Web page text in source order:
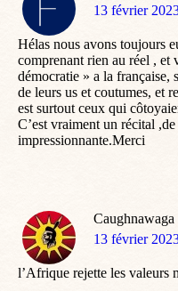
dit
13 février
Hélas nous avons toujours
comprenant rien au réel , et
démocratie » a la française,
de leurs us et coutumes, et
est surtout ceux qui
C’est vraiment un récital
impressionnante.Merci
Caughnawaga
dit
13 février
l’Afrique rejette les valeurs